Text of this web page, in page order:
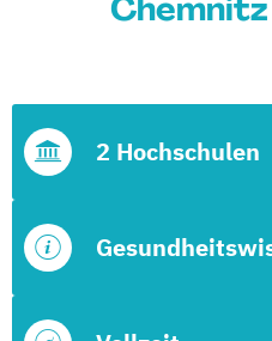
2 Hochschulen